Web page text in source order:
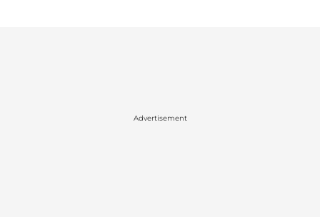
Advertisement